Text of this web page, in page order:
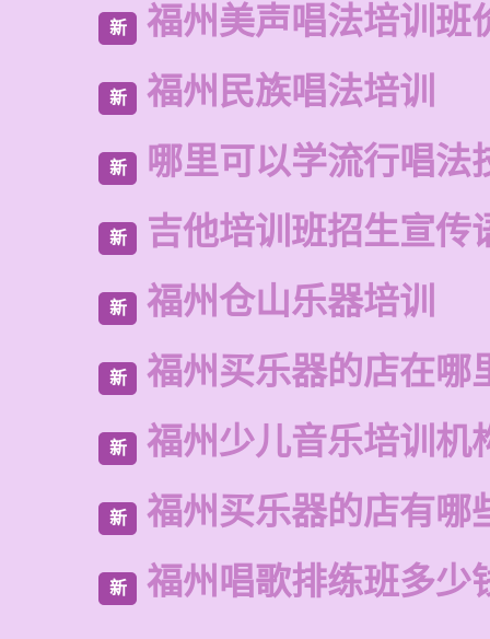
新 福州美声唱法培训班
新 福州民族唱法培训
新 哪里可以学流行唱法
新 吉他培训班招生宣传
新 福州仓山乐器培训
新 福州买乐器的店在哪
新 福州少儿音乐培训机
新 福州买乐器的店有哪
新 福州唱歌排练班多少